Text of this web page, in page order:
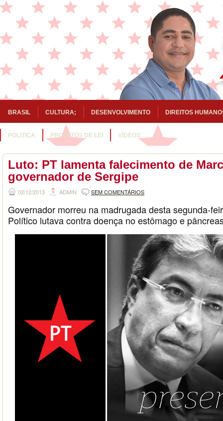
BRASIL CULTURA; DESENVOLVIMENTO DIREITOS
POLITICA PROJETOS DE LEI VÍDEOS
Luto: PT lamenta falecimento de
governador de Sergipe
02/12/2013 ADMIN SEM COMENTÁRIOS
Governador morreu na madrugada desta segunda-
Político lutava contra doença no estômago e